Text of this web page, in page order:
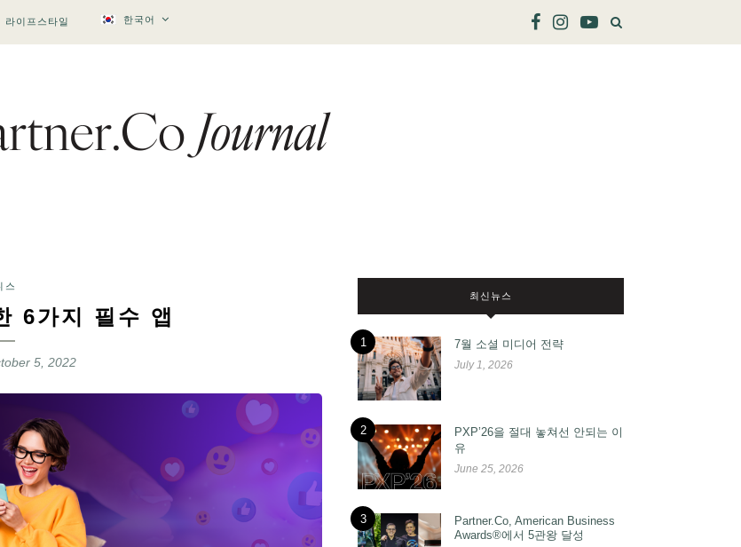
라이프스타일 한국어
스
6가지 필수 앱
5, 2022
최신뉴스
1 7월 소셜 미디어 전략
July 1, 2026
2
PXP’26을 절대 놓쳐선 안되는 이
유
June 25, 2026
3
Partner.Co, American Business
Awards®에서 5관왕 달성